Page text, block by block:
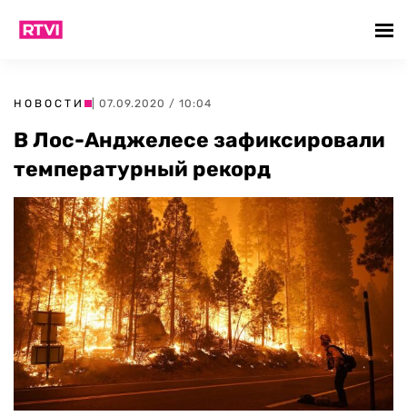
НОВОСТИ | 07.09.2020 / 10:04
В Лос-Анджелесе зафиксировали
температурный рекорд